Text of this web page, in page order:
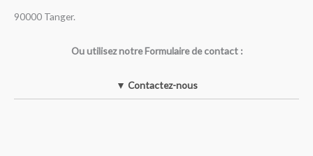
90000 Tanger.
Ou utilisez notre Formulaire de contact :
▼ Contactez-nous